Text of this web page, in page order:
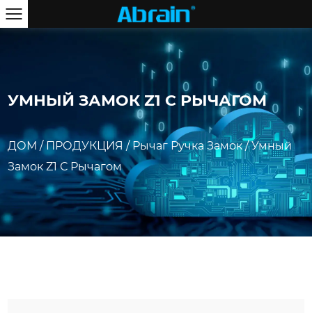
УМНЫЙ ЗАМОК Z1 С РЫЧАГОМ
ДОМ /ПРОДУКЦИЯ /Рычаг Ручка Замок/Умный
Замок Z1 С Рычагом